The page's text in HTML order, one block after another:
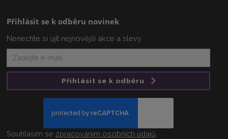
Přihlásit se k odběru novinek
Nenechte si ujít nejnovější akce a slevy
Přihlásit se k odběru
Souhlasím se zpracováním osobních údajů